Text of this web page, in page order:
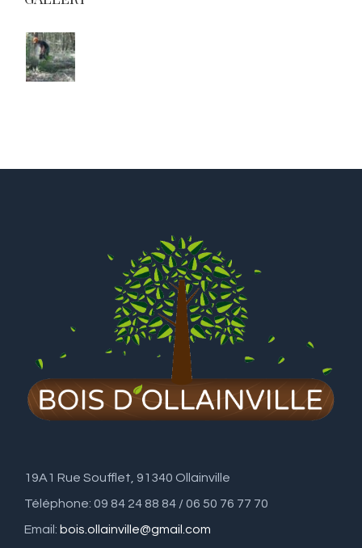
19A1 Rue Soufflet, 91340 Ollainville
Téléphone: 09 84 24 88 84 / 06 50 76 77 70
Email: bois.ollainville@gmail.com